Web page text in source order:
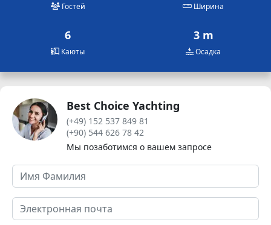
Гостей Ширина
6
Каюты
3 m
Осадка
Best Choice Yachting
(+49) 152 537 849 81
(+90) 544 626 78 42
Мы позаботимся о вашем запросе